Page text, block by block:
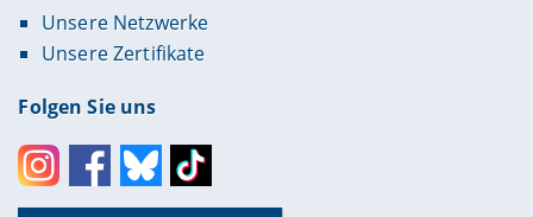
Unsere Netzwerke
Unsere Zertifikate
Folgen Sie uns
InstagramFacebookBlueskyToktok